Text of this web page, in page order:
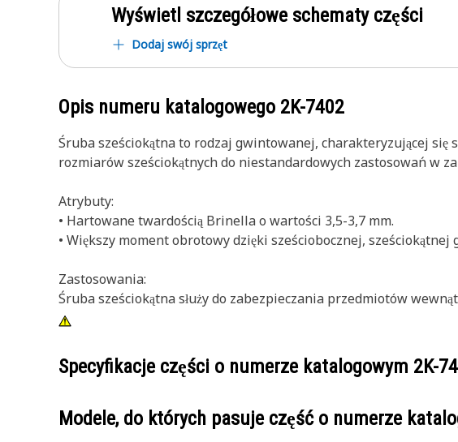
Wyświetl szczegółowe schematy części
Dodaj swój sprzęt
Opis numeru katalogowego 2K-7402
Śruba sześciokątna to rodzaj gwintowanej, charakteryzującej się
rozmiarów sześciokątnych do niestandardowych zastosowań w
Atrybuty:
• Hartowane twardością Brinella o wartości 3,5-3,7 mm.
• Większy moment obrotowy dzięki sześciobocznej, sześciokątnej
Zastosowania:
Śruba sześciokątna służy do zabezpieczania przedmiotów
Specyfikacje części o numerze katalogowym 2K-
Modele, do których pasuje część o numerze